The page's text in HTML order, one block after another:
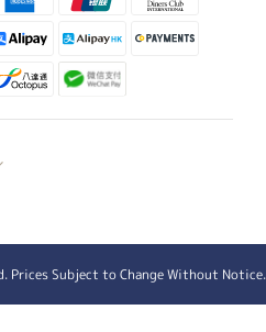
Prices Subject to Change Without Notice.